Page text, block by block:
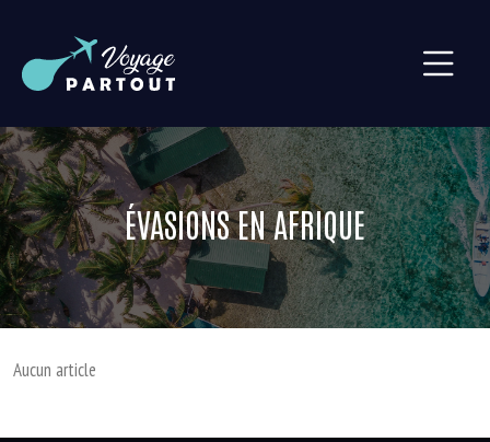
ÉVASIONS EN AFRIQUE
Aucun article